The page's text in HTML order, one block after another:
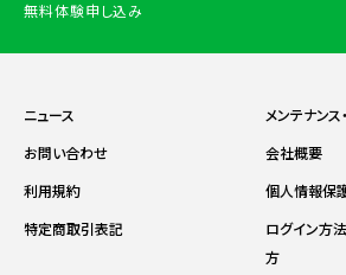
無料体験申し込み
ニュース
メンテナン
お問い合わせ
会社概要
利用規約
個人情報保
特定商取引表記
ログイン方
方